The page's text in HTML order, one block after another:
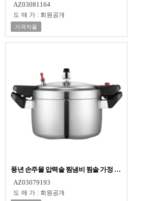
AZ03081164
도매가 : 회원공개
가격자율
솥 3L 4인용
풍년 손주물 압력솥 찜냄비 찜솥 가정 압력 밥솥 9L
AZ03079193
도매가 : 회원공개